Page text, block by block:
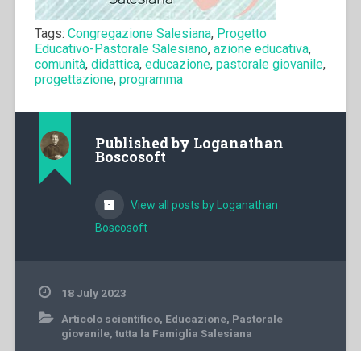
Tags: Congregazione Salesiana, Progetto
Educativo-Pastorale Salesiano, azione educativa,
comunità, didattica, educazione, pastorale giovanile,
progettazione, programma
Published by Loganathan
Boscosoft
View all posts by Loganathan
Boscosoft
18 July 2023
Articolo scientifico, Educazione, Pastorale
giovanile, tutta la Famiglia Salesiana